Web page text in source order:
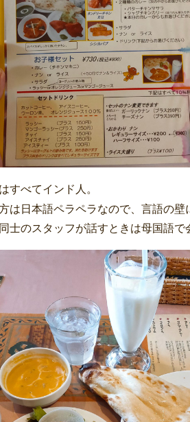
すべてインド人。
は日本語ペラペラなので、言語の壁
士のスタッフが話すときは母国語で